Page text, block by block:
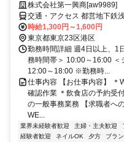
株式会社第一興商[aw9989]
交通・アクセス 都営地下鉄
東北線・山手線 高輪ゲート
時給1,300円～1,600円
東京都東京23区港区
勤務時間詳細 週4日以上、1
務時間帯＞ 10:00～16:00
12:00～18:00 ※勤務時...
仕事内容 【お仕事内容】 ＊
確認作業 ＊飲食店の予約受
の一般事務業務 【求職者へ
WE...
業界未経験者歓迎 主婦・主夫歓迎
経験者歓迎
ネイルOK 夕方 ブラ